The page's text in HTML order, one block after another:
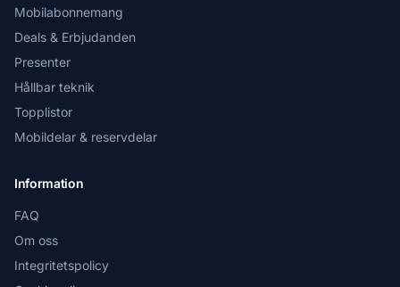
Mobilabonnemang
Deals & Erbjudanden
Presenter
Hållbar teknik
Topplistor
Mobildelar & reservdelar
Information
FAQ
Om oss
Integritetspolicy